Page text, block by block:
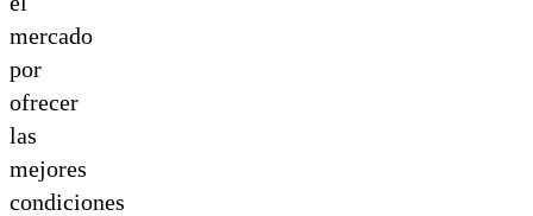
mercado
por
ofrecer
las
mejores
condiciones